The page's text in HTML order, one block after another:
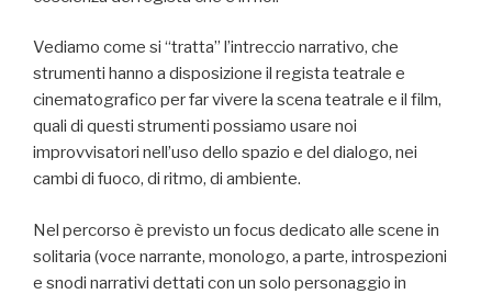
Vediamo come si “tratta” l’intreccio narrativo, che
strumenti hanno a disposizione il regista teatrale e
cinematografico per far vivere la scena teatrale e il film,
quali di questi strumenti possiamo usare noi
improvvisatori nell’uso dello spazio e del dialogo, nei
cambi di fuoco, di ritmo, di ambiente.
Nel percorso è previsto un focus dedicato alle scene in
solitaria (voce narrante, monologo, a parte, introspezioni
e snodi narrativi dettati con un solo personaggio in